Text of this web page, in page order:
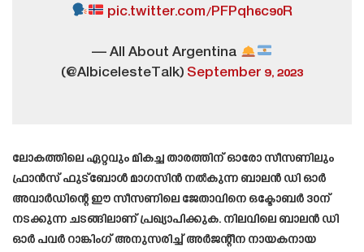
pic.twitter.com/PFPqh6c90R
— All About Argentina
(@AlbicelesteTalk) September 9, 2023
ലോകത്തിലെ ഏറ്റവും മികച്ച താരത്തിന് ഓരോ സീസണിലും
ഫ്രാൻസ് ഫുട്ബോൾ മാഗസിൻ നൽകുന്ന ബാലൻ ഡി ഓർ
അവാർഡിന്റെ ഈ സീസണിലെ ജേതാവിനെ ഒക്ടോബർ 30ന്
നടക്കുന്ന ചടങ്ങിലാണ് പ്രഖ്യാപിക്കുക. നിലവിലെ ബാലൻ ഡി
ഓർ പവർ റാങ്കിംഗ് അനുസരിച്ച് അർജന്റീന നായകനായ